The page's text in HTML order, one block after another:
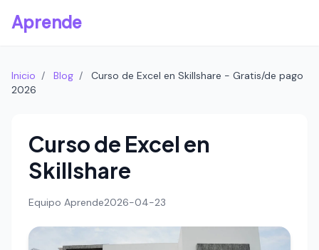
Aprende
Inicio / Blog /
Curso de Excel en Skillshare - Gratis/de pago
2026
Curso de Excel en
Skillshare
Equipo Aprende2026-04-23